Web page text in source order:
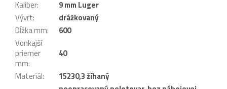
Kaliber:
9 mm Luger
Vývrt:
drážkovaný
Dĺžka mm:
600
Vonkajší
priemer
mm:
40
Materiál:
15230,3 žíhaný